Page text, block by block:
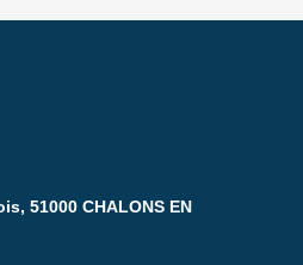
51000 CHALONS EN